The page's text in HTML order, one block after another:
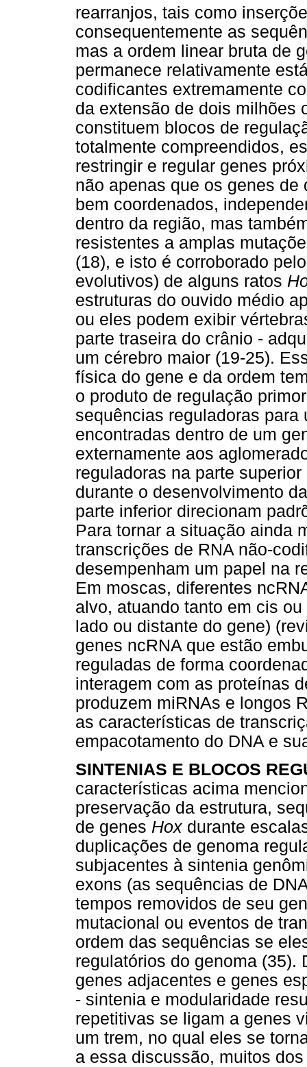
rearranjos, tais como
consequentemente as
mas a ordem linear bruta de
permanece relativamente
codificantes extremamente
da extensão de dois milhões
constituem blocos de
totalmente compreendidos,
restringir e regular genes
não apenas que os genes
bem coordenados,
dentro da região, mas
resistentes a amplas
(18), e isto é corroborado
evolutivos) de alguns ratos
estruturas do ouvido médio
ou eles podem exibir
parte traseira do crânio -
um cérebro maior (19-25).
física do gene e da ordem
o produto de regulação
sequências reguladoras
encontradas dentro de um
externamente aos
reguladoras na parte
durante o desenvolvimento
parte inferior direcionam
Para tornar a situação ainda
transcrições de RNA não-
desempenham um papel na
Em moscas, diferentes
alvo, atuando tanto em cis
lado ou distante do gene)
genes ncRNA que estão
reguladas de forma
interagem com as proteínas
produzem miRNAs e longos
as características de
empacotamento do DNA e
SINTENIAS E BLOCOS
características acima
preservação da estrutura,
de genes Hox durante
duplicações de genoma
subjacentes à sintenia
exons (as sequências de
tempos removidos de seu
mutacional ou eventos de
ordem das sequências se
regulatórios do genoma (35).
genes adjacentes e genes
- sintenia e modularidade
repetitivas se ligam a genes
um trem, no qual eles se
a essa discussão, muitos